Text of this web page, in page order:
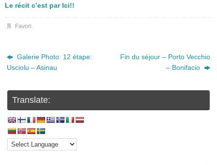
Le récit c’est par Ici!!
Favori.
Galerie Photo: 12 étape:
Usciolu – Asinau
Fin du séjour – Porto Vecchio
– Bonifacio
Translate: